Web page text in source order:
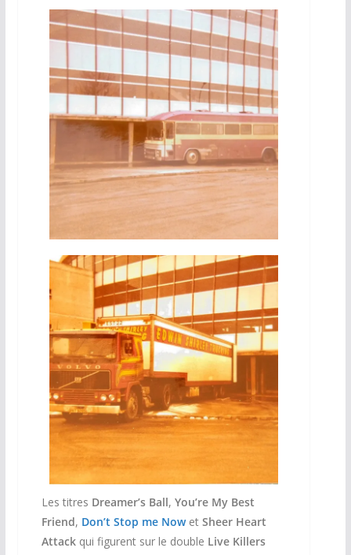
Les titres Dreamer’s Ball, You’re My Best
Friend, Don’t Stop me NowetSheer Heart
Attackqui figurent sur le double Live Killers